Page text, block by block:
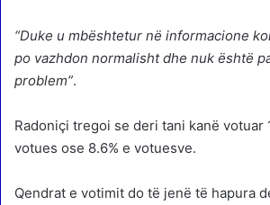
“Duke u mbështetur në informacione
po vazhdon normalisht dhe nuk është
problem”.
Radoniçi tregoi se deri tani kanë votuar
votues ose 8.6% e votuesve.
Qendrat e votimit do të jenë të hapura